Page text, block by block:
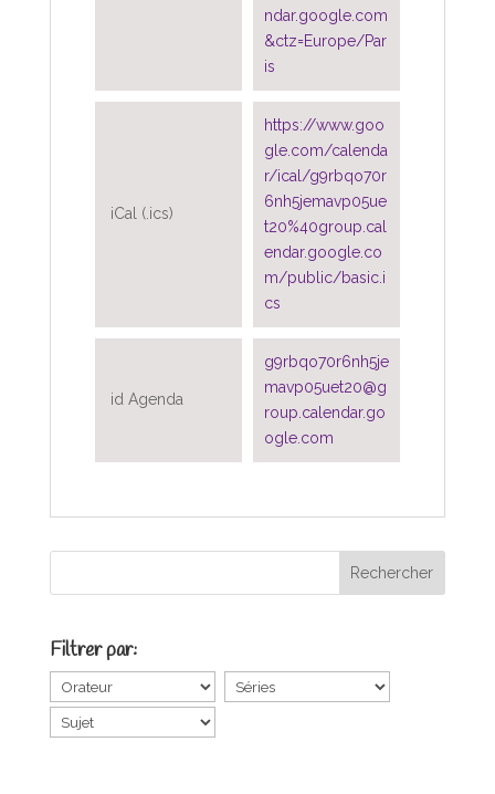
ndar.google.com
&ctz=Europe/Par
is
iCal (.ics)
https://www.goo
gle.com/calenda
r/ical/g9rbqo70r
6nh5jemavp05ue
t20%40group.cal
endar.google.co
m/public/basic.i
cs
id Agenda
g9rbqo70r6nh5je
mavp05uet20@g
roup.calendar.go
ogle.com
Filtrer par: